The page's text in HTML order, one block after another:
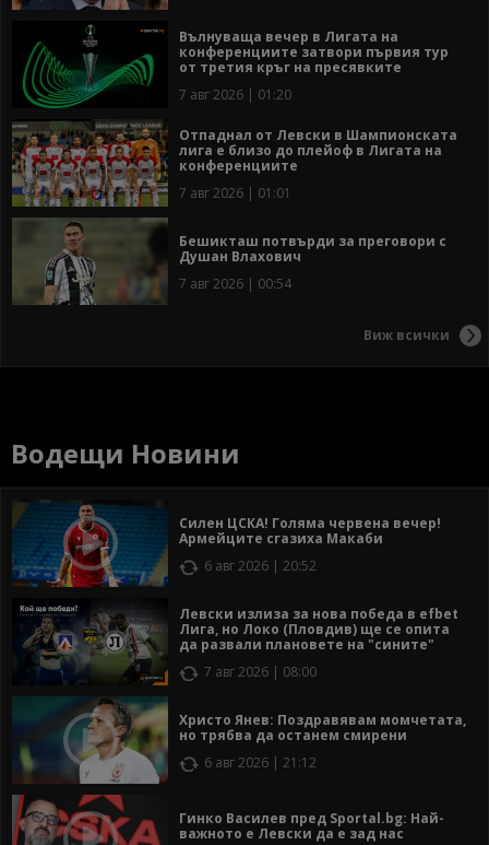
Вълнуваща вечер в Лигата на
конференциите затвори първия тур
от третия кръг на пресявките
7 авг 2026 | 01:20
Отпаднал от Левски в Шампионската
лига е близо до плейоф в Лигата на
конференциите
7 авг 2026 | 01:01
Бешикташ потвърди за преговори с
Душан Влахович
7 авг 2026 | 00:54
Виж всички
Водещи Новини
Силен ЦСКА! Голяма червена вечер!
Армейците сгазиха Макаби
6 авг 2026 | 20:52
Левски излиза за нова победа в efbet
Лига, но Локо (Пловдив) ще се опита
да развали плановете на "сините"
7 авг 2026 | 08:00
Христо Янев: Поздравявам момчетата,
но трябва да останем смирени
6 авг 2026 | 21:12
Гинко Василев пред Sportal.bg: Най-
важното е Левски да е зад нас